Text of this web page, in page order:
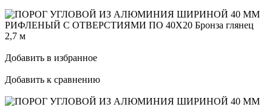
Добавить в избранное
Добавить к сравнению